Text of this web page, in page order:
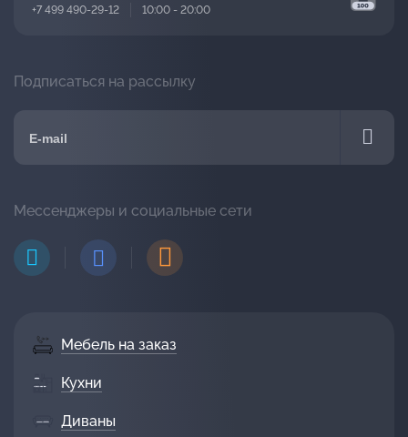
Мебель на заказ
Кухни
Диваны
+7 499 490-29-12 10:00 - 20:00
Подписаться на рассылку
Мессенджеры и социальные сети